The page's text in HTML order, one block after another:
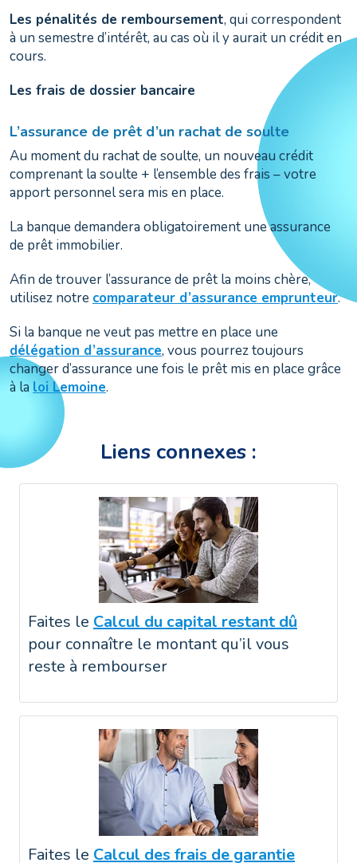
Les pénalités de remboursement, qui correspondent
à un semestre d’intérêt, au cas où il y aurait un crédit en
cours.
Les frais de dossier bancaire
L’assurance de prêt d’un rachat de soulte
Au moment du rachat de soulte, un nouveau crédit
comprenant la soulte + l’ensemble des frais – votre
apport personnel sera mis en place.
La banque demandera obligatoirement une assurance
de prêt immobilier.
Afin de trouver l’assurance de prêt la moins chère,
utilisez notre comparateur d’assurance emprunteur.
Si la banque ne veut pas mettre en place une
délégation d’assurance, vous pourrez toujours
changer d’assurance une fois le prêt mis en place grâce
à la loi Lemoine.
Liens connexes :
Faites le Calcul du capital restant dû
pour connaître le montant qu’il vous
reste à rembourser
Faites le Calcul des frais de garantie